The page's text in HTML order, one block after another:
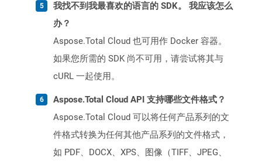
我找不到我最喜欢的语言的 SDK。 我应该怎么
办？
Aspose.Total Cloud 也可用作 Docker 容器。
如果您所需的 SDK 尚不可用，请尝试将其与
cURL 一起使用。
Aspose.Total Cloud API 支持哪些文件格式？
Aspose.Total Cloud 可以将任何产品系列的文
件格式转换为任何其他产品系列的文件格式，
如 PDF、DOCX、XPS、图像（TIFF、JPEG、